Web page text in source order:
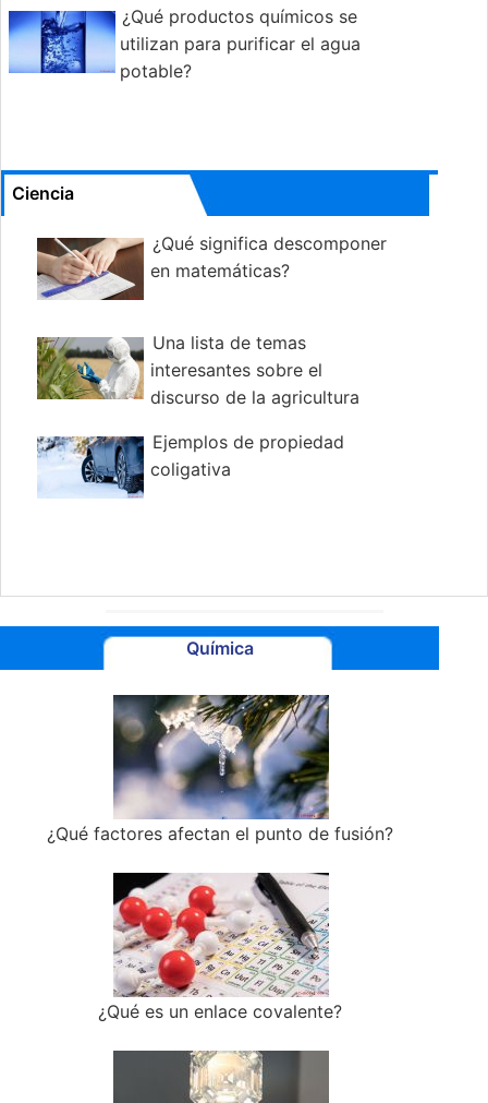
¿Qué productos químicos se
utilizan para purificar el agua
potable?
Ciencia
¿Qué significa descomponer
en matemáticas?
Una lista de temas
interesantes sobre el
discurso de la agricultura
Ejemplos de propiedad
coligativa
Química
¿Qué factores afectan el punto de fusión?
¿Qué es un enlace covalente?